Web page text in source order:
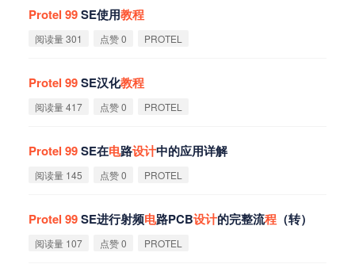
Protel 99SE使用教程
阅读量 301 点赞 0 PROTEL
Protel 99SE汉化教程
阅读量 417 点赞 0 PROTEL
Protel 99SE在电路设计中的应用详解
阅读量 145 点赞 0 PROTEL
Protel 99SE进行射频电路PCB设计的完整流程 （转）
阅读量 107 点赞 0 PROTEL